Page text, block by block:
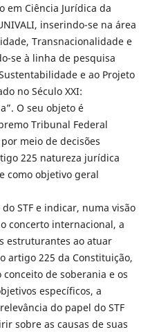
em Ciência Jurídica da
inserindo-se na área
Transnacionalidade e
se à linha de pesquisa
e ao Projeto
no Século XXI:
O seu objeto é
Tribunal Federal
meio de decisões
225 natureza jurídica
como objetivo geral
STF e indicar, numa visão
concerto internacional, a
estruturantes ao atuar
artigo 225 da Constituição,
de soberania e os
específicos, a
do papel do STF
sobre as causas de suas